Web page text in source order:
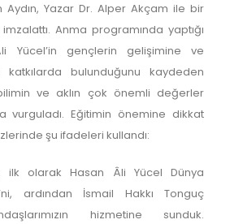
Aydın, Yazar Dr. Alper Akçam ile bir
Anma programında yaptığı
Yücel’in gençlerin gelişimine ve
bulunduğunu kaydeden
ve aklın çok önemli değerler
vurguladı. Eğitimin önemine dikkat
şu ifadeleri kullandı:
ilk olarak Hasan Âli Yücel Dünya
ardından İsmail Hakkı Tonguç
hizmetine sunduk.